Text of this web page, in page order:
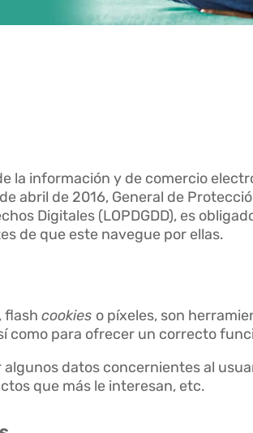
la información y de comercio
abril de 2016, General de
Digitales (LOPDGDD), es
de que este navegue por ellas.
flashcookies o píxeles, son
como para ofrecer un correcto
datos concernientes al
que más le interesan, etc.